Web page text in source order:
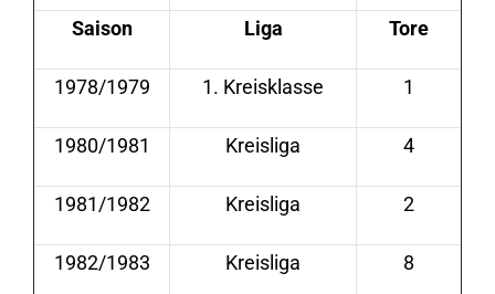
Saison Liga Tore
1978/1979 1. Kreisklasse 1
1980/1981 Kreisliga 4
1981/1982 Kreisliga 2
1982/1983 Kreisliga 8